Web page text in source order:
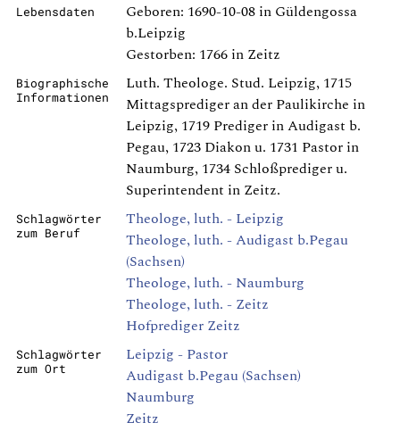
Lebensdaten
Geboren: 1690-10-08 in Güldengossa
b.Leipzig
Gestorben: 1766 in Zeitz
Biographische
Informationen
Luth. Theologe. Stud. Leipzig, 1715
Mittagsprediger an der Paulikirche in
Leipzig, 1719 Prediger in Audigast b.
Pegau, 1723 Diakon u. 1731 Pastor in
Naumburg, 1734 Schloßprediger u.
Superintendent in Zeitz.
Schlagwörter
zum Beruf
Theologe, luth. - Leipzig
Theologe, luth. - Audigast b.Pegau
(Sachsen)
Theologe, luth. - Naumburg
Theologe, luth. - Zeitz
Hofprediger Zeitz
Schlagwörter
zum Ort
Leipzig - Pastor
Audigast b.Pegau (Sachsen)
Naumburg
Zeitz